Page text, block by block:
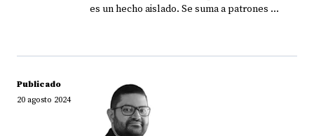
es un hecho aislado. Se suma a patrones ...
Publicado
20 agosto 2024